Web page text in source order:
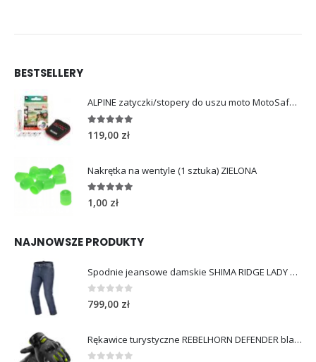
BESTSELLERY
ALPINE zatyczki/stopery do uszu moto MotoSafe Pro
4.96out of 5
119,00 zł
Nakrętka na wentyle (1 sztuka) ZIELONA
5.00 out of 5
1,00 zł
NAJNOWSZE PRODUKTY
Spodnie jeansowe damskie SHIMA RIDGE LADY blue
0out of 5
799,00 zł
Rękawice turystyczne REBELHORN DEFENDER black yellow fluo